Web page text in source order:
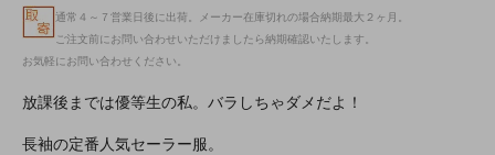
通常４～７営業日後に出荷。メーカー在庫切れの場合納期最大２ヶ月。
ご注文前にお問い合わせいただけましたら納期確認いたします。
お気軽にお問い合わせください。
放課後までは優等生の私。バラしちゃダメだよ！
長袖の定番人気セーラー服。